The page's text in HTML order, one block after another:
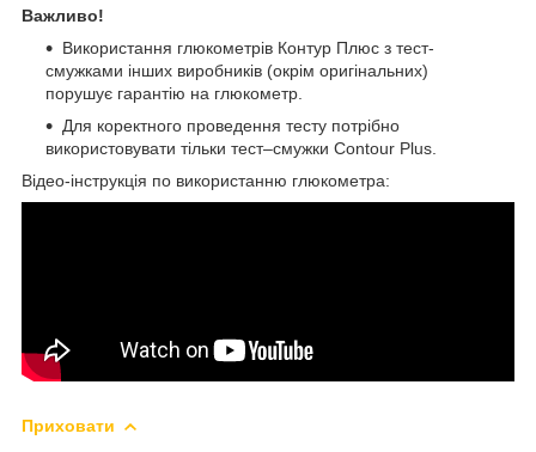
Важливо!
Використання глюкометрів Контур Плюс з тест-
смужками інших виробників (окрім оригінальних)
порушує гарантію на глюкометр.
Для коректного проведення тесту потрібно
використовувати тільки тест–смужки Contour Plus.
Відео-інструкція по використанню глюкометра:
Приховати